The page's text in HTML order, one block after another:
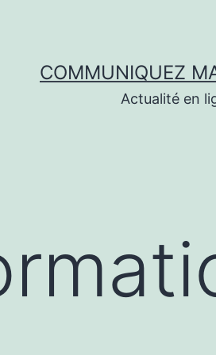
COMMUNIQUEZ
Actualité en